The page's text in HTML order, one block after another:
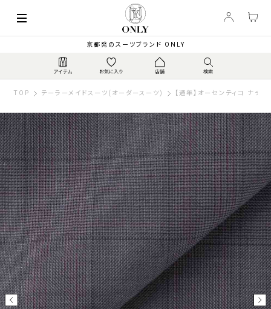
京都発のスーツブランド ONLY
TOP テーラーメイドスーツ(オーダースーツ) 【通年】オーセンティコ ナチ